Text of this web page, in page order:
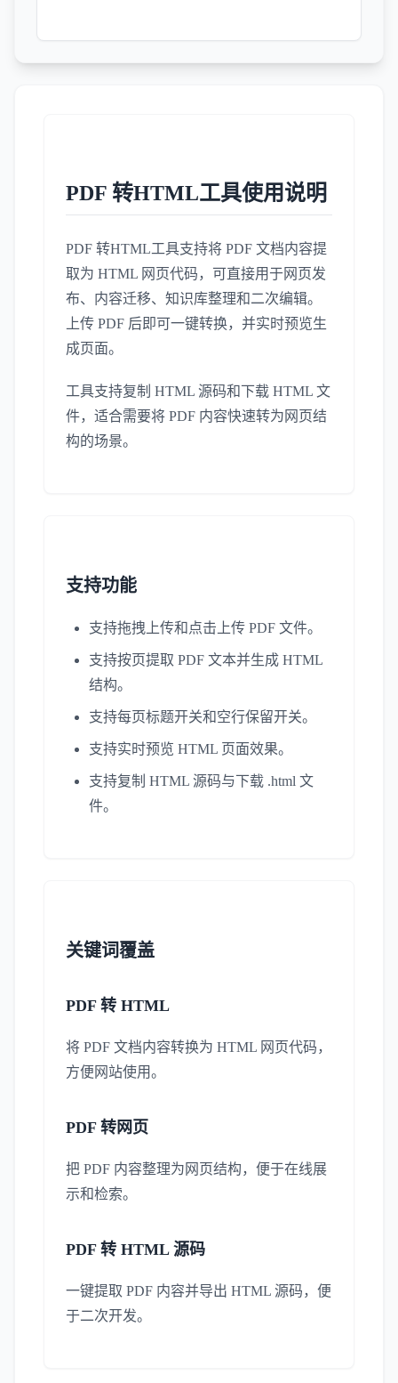
PDF 转HTML工具使用说明
PDF 转HTML工具支持将 PDF 文档内容提
取为 HTML 网页代码，可直接用于网页发
布、内容迁移、知识库整理和二次编辑。
上传 PDF 后即可一键转换，并实时预览生
成页面。
工具支持复制 HTML 源码和下载 HTML 文
件，适合需要将 PDF 内容快速转为网页结
构的场景。
支持功能
支持拖拽上传和点击上传 PDF 文件。
支持按页提取 PDF 文本并生成 HTML
结构。
支持每页标题开关和空行保留开关。
支持实时预览 HTML 页面效果。
支持复制 HTML 源码与下载 .html 文
件。
关键词覆盖
PDF 转 HTML
将 PDF 文档内容转换为 HTML 网页代码，
方便网站使用。
PDF 转网页
把 PDF 内容整理为网页结构，便于在线展
示和检索。
PDF 转 HTML 源码
一键提取 PDF 内容并导出 HTML 源码，便
于二次开发。